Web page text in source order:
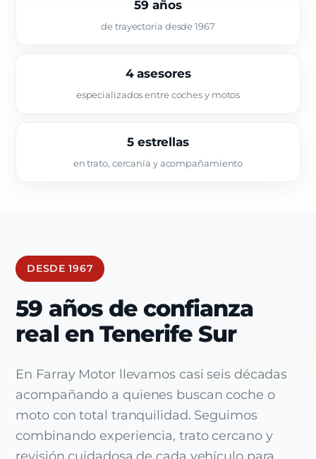
59 años
de trayectoria desde 1967
4 asesores
especializados entre coches y motos
5 estrellas
en trato, cercanía y acompañamiento
DESDE 1967
59 años de confianza
real en Tenerife Sur
En Farray Motor llevamos casi seis décadas
acompañando a quienes buscan coche o
moto con total tranquilidad. Seguimos
combinando experiencia, trato cercano y
revisión cuidadosa de cada vehículo para